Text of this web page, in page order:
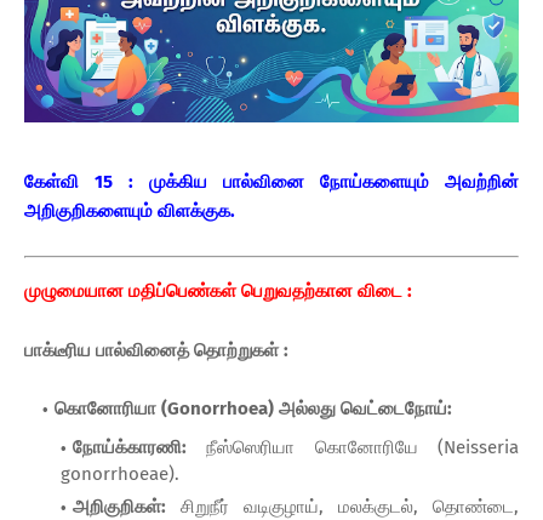
கேள்வி 15 : முக்கிய பால்வினை நோய்களையும் அவற்றின்
அறிகுறிகளையும் விளக்குக.
முழுமையான மதிப்பெண்கள் பெறுவதற்கான விடை :
பாக்டீரிய பால்வினைத் தொற்றுகள் :
கொனோரியா (Gonorrhoea) அல்லது வெட்டைநோய்:
நோய்க்காரணி: நீஸ்ஸெரியா கொனோரியே (Neisseria
gonorrhoeae).
அறிகுறிகள்: சிறுநீர் வடிகுழாய், மலக்குடல், தொண்டை,